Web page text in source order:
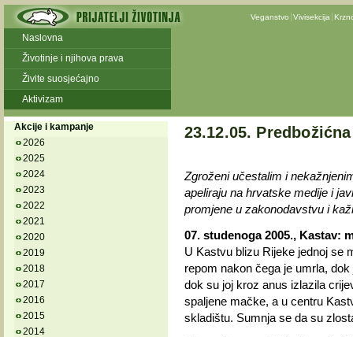
Veganstvo Vivisekcija
Naslovna
Životinje i njihova prava
Živite suosjećajno
Aktivizam
Akcije i kampanje
2026
2025
2024
2023
2022
2021
2020
2019
2018
2017
2016
2015
2014
23.12.05.
Zgroženi učestalim i
apeliraju na hrvatske medije i
promjene u zakonodavstvu i
07. studenoga 2005., Kastav:
U Kastvu blizu Rijeke jednoj se
repom nakon čega je umrla,
dok su joj kroz anus izlazila
spaljene mačke, a u centru
skladištu. Sumnja se da su